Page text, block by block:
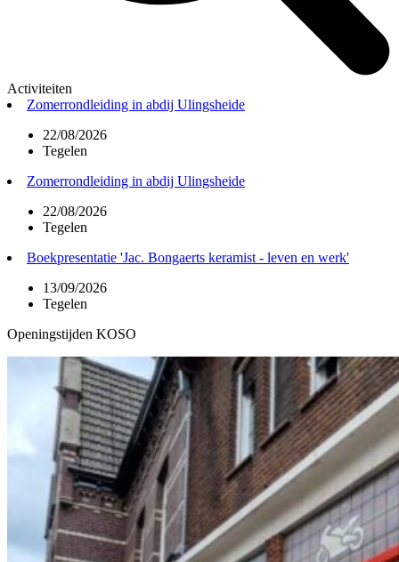
Activiteiten
Zomerrondleiding in abdij Ulingsheide
22/08/2026
Tegelen
Zomerrondleiding in abdij Ulingsheide
22/08/2026
Tegelen
Boekpresentatie 'Jac. Bongaerts keramist - leven en werk'
13/09/2026
Tegelen
Openingstijden KOSO